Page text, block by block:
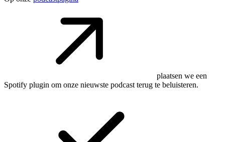
plaatsen we een
Spotify plugin om onze nieuwste podcast terug te beluisteren.